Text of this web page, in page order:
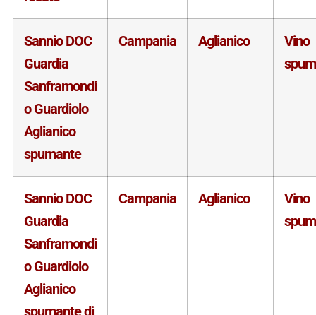
Sannio DOC
Guardia
Sanframondi
o Guardiolo
Aglianico
spumante
Campania Aglianico
Vino
Sannio DOC
Guardia
Sanframondi
o Guardiolo
Aglianico
spumante di
Campania Aglianico
Vino